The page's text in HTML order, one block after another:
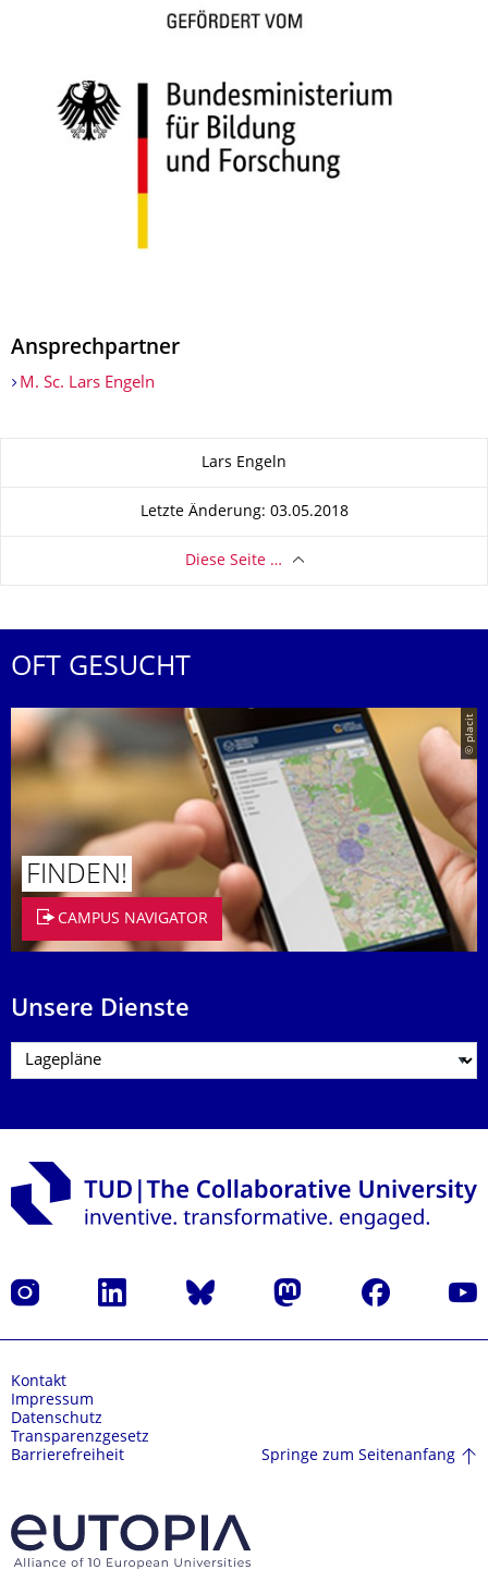
Ansprechpartner
M. Sc. Lars Engeln
Lars Engeln
Letzte Änderung: 03.05.2018
Diese Seite …
OFT GESUCHT
© placit
FINDEN!
CAMPUS NAVIGATOR
Unsere Dienste
Instagram LinkedIn Bluesky Mastodon Facebook
Kontakt
Impressum
Datenschutz
Transparenzgesetz
Barrierefreiheit
Springe zum Seitenanfang